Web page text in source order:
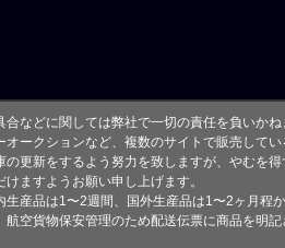
合などに関しては弊社で一切の責任を負いかね
オークションなど、複数のサイトで販売してい
の更新をするよう努力を致しますが、やむを
ますようお願い申し上げます。
生産品は1〜2週間、国外生産品は1〜2ヶ月程か
航空貨物保安管理のため配送伝票に商品を明